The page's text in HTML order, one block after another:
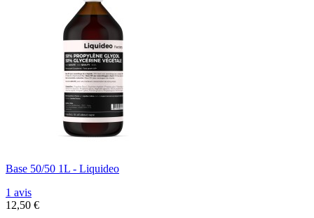
Base 50/50 1L - Liquideo
1 avis
12,50 €